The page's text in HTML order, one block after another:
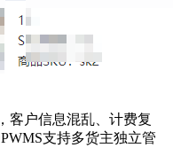
客户信息混乱、计费复
支持多货主独立管